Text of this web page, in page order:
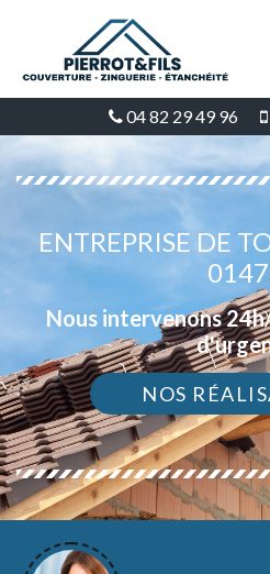
04 82 29 49 96
ENTREPRISE DE
Nous intervenons
NOS